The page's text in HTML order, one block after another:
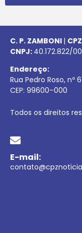
C. P. ZAMBONI |
CNPJ: 40.172.822/
Endereço:
Rua Pedro Roso, nº
CEP: 99600–000
Todos os direitos
E-mail: